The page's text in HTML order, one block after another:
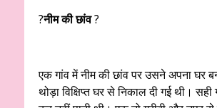
?नीम की छांव?
एक गांव में नीम की छांव पर उसने अपना घर
थोड़ा विक्षिप्त घर से निकाल दी गई थी।